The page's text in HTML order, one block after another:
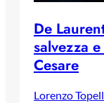
De
salvezza
Cesare
Lorenzo